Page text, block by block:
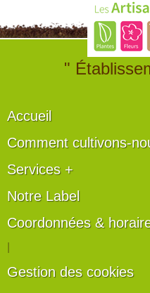
"
Accueil
Comment cultivons-
Services +
Notre Label
Coordonnées &
Gestion des cookies